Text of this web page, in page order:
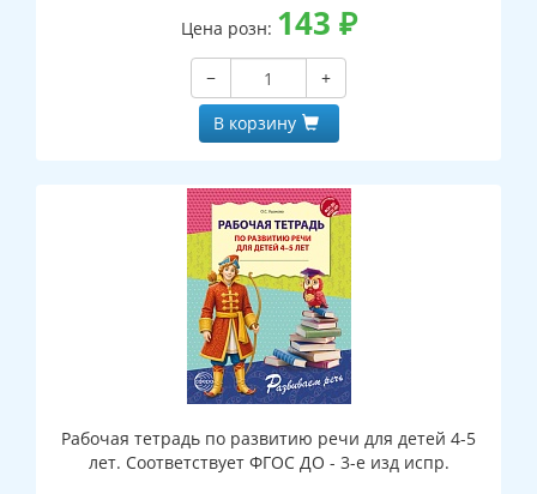
Цена розн: 143 ₽
−
+
В корзину
Рабочая тетрадь по развитию речи для детей 4-5
лет. Соответствует ФГОС ДО - 3-е изд испр.